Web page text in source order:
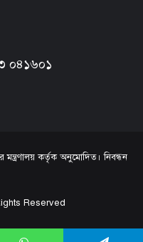
০৪১৬০১
মন্ত্রণালয় কর্তৃক অনুমোদিত। নিবন্ধন
Reserved